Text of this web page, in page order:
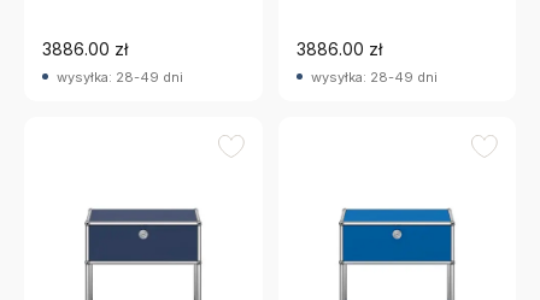
3886.00 zł
wysyłka: 28-49 dni
3886.00 zł
wysyłka: 28-49 dni